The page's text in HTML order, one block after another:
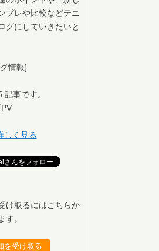
プレや比較などテニ
グにしていきたいと
情報]
事です。
しく見る
け取るにはこちらか
す。
を受け取る